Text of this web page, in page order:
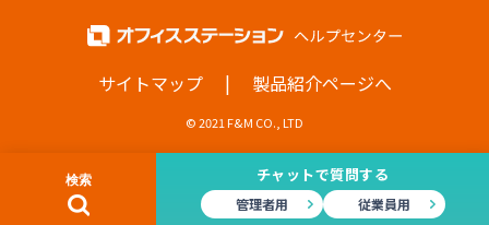
チャットで質問する
管理者用 従業員用
サイトマップ | 製品紹介ページへ
© 2021 F&M CO., LTD